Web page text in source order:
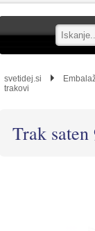
svetidej.si
trakovi
Trak